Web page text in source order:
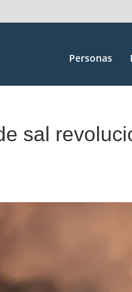
Personas
sal